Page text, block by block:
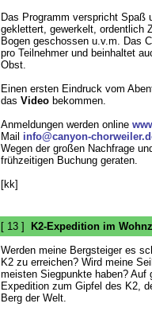
Das Programm verspricht Spaß
geklettert, gewerkelt, ordentlich
Bogen geschossen u.v.m. Das
pro Teilnehmer und beinhaltet
Obst.
Einen ersten Eindruck vom
das Videobekommen.
Anmeldungen werden online
Mail info@canyon-
Wegen der großen Nachfrage
frühzeitigen Buchung geraten.
[kk]
[ 13 ]
K2-Expedition im
Werden meine Bergsteiger es
K2 zu erreichen? Wird meine
meisten Siegpunkte haben? Auf
Expedition zum Gipfel des K2,
Berg der Welt.